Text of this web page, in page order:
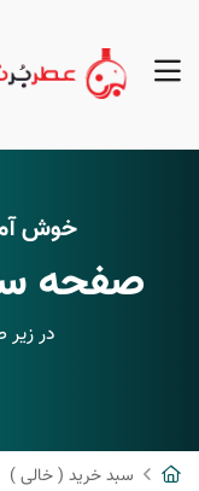
خوش
صفحه
در
سبد خرید ( خالی )